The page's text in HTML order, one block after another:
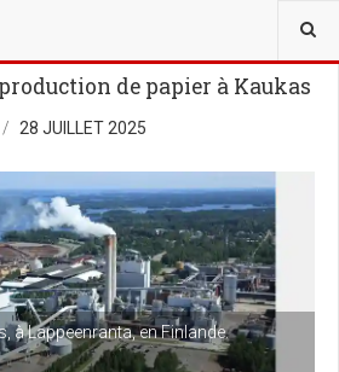
de papier à Kaukas
28 JUILLET 2025
à Lappeenranta, en Finlande.